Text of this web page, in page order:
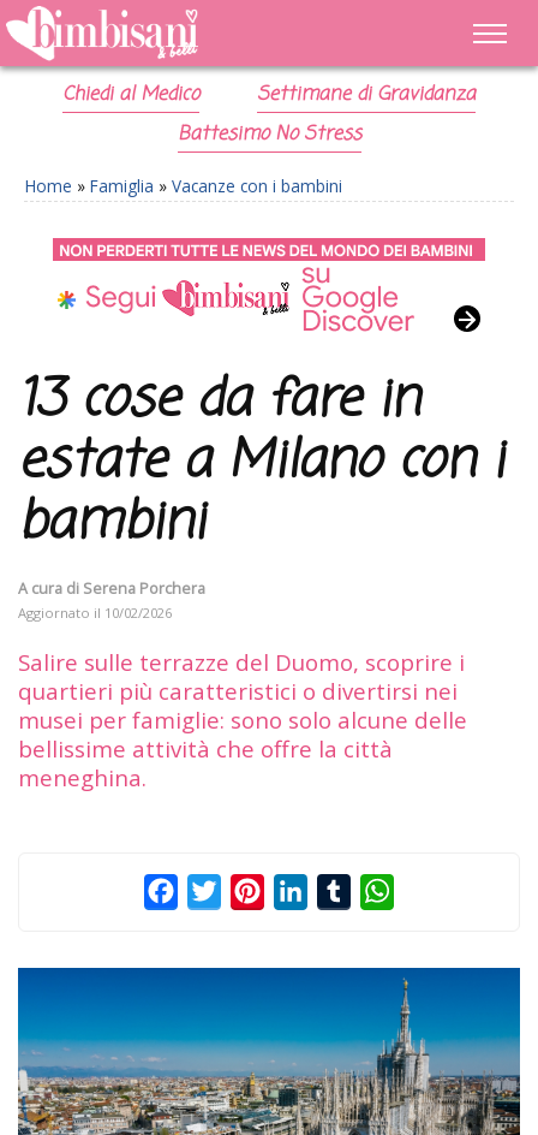
Chiedi al Medico
Settimane di Gravidanza
Battesimo No Stress
Home » Famiglia » Vacanze con i bambini
13 cose da fare in
estate a Milano con i
bambini
A cura di Serena Porchera
Aggiornato il 10/02/2026
Salire sulle terrazze del Duomo, scoprire i
quartieri più caratteristici o divertirsi nei
musei per famiglie: sono solo alcune delle
bellissime attività che offre la città
meneghina.
FacebookTwitterPinterestLinkedInTumblr